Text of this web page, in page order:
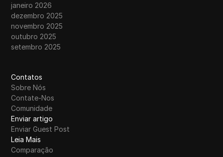
janeiro 2026
dezembro 2025
novembro 2025
outubro 2025
setembro 2025
Contatos
Sobre Nós
Contate-Nos
Comunidade
Enviar artigo
Enviar Guest Post
Leia Mais
Comparação